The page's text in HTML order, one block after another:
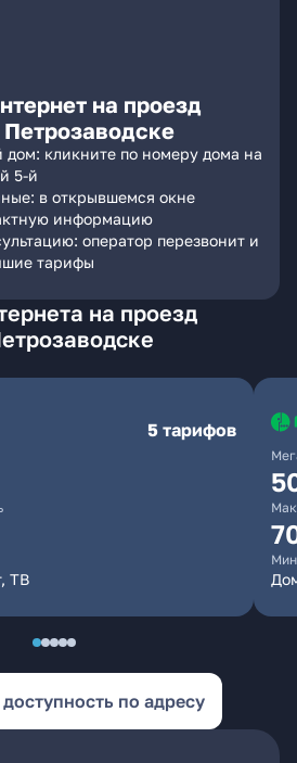
на проезд
дом: кликните по номеру дома на
5-й
в открывшемся окне
информацию
оператор перезвонит и
тарифы
на проезд
5 тарифов
ТВ
по адресу